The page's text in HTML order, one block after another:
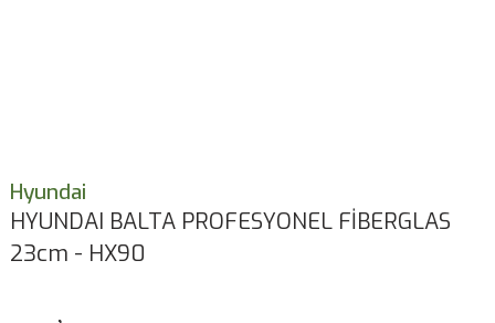
Hyundai
HYUNDAI BALTA PROFESYONEL FİBERGLAS
23cm - HX90